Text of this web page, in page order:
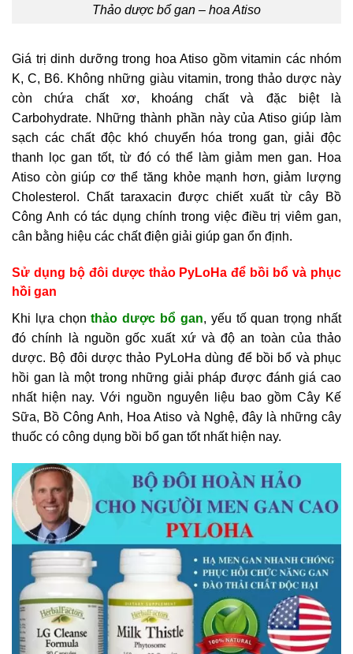
Thảo dược bổ gan – hoa Atiso
Giá trị dinh dưỡng trong hoa Atiso gồm vitamin các nhóm
K, C, B6. Không những giàu vitamin, trong thảo dược này
còn chứa chất xơ, khoáng chất và đặc biệt là
Carbohydrate. Những thành phần này của Atiso giúp làm
sạch các chất độc khó chuyển hóa trong gan, giải độc
thanh lọc gan tốt, từ đó có thể làm giảm men gan. Hoa
Atiso còn giúp cơ thể tăng khỏe mạnh hơn, giảm lượng
Cholesterol. Chất taraxacin được chiết xuất từ cây Bồ
Công Anh có tác dụng chính trong việc điều trị viêm gan,
cân bằng hiệu các chất điện giải giúp gan ổn định.
Sử dụng bộ đôi dược thảo PyLoHa để bồi bổ và phục
hồi gan
Khi lựa chọnthảo dược bổ gan, yếu tố quan trọng nhất
đó chính là nguồn gốc xuất xứ và độ an toàn của thảo
dược. Bộ đôi dược thảo PyLoHa dùng để bồi bổ và phục
hồi gan là một trong những giải pháp được đánh giá cao
nhất hiện nay. Với nguồn nguyên liệu bao gồm Cây Kế
Sữa, Bồ Công Anh, Hoa Atiso và Nghệ, đây là những cây
thuốc có công dụng bồi bổ gan tốt nhất hiện nay.